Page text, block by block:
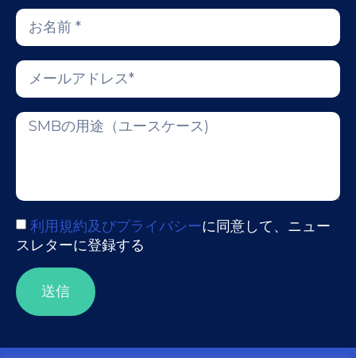
利用規約及びプライバシーに同意して、ニュー
スレターに登録する
送信